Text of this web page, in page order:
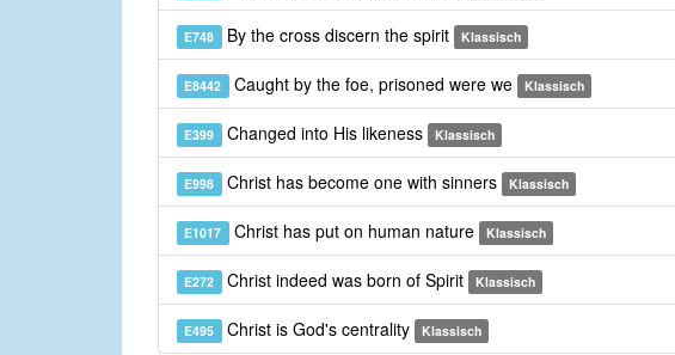
E748 By the cross discern the spirit Klassisch
E8442 Caught by the foe, prisoned were we Klassisch
E399 Changed into His likeness Klassisch
E998 Christ has become one with sinners Klassisch
E1017 Christ has put on human nature Klassisch
E272 Christ indeed was born of Spirit Klassisch
E495 Christ is God's centrality Klassisch